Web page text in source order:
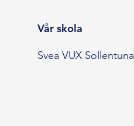
Vår skola
Svea VUX Sollentuna